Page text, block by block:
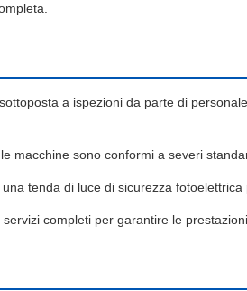
a ispezioni da parte di
macchine sono conformi a severi
tenda di luce di sicurezza
completi per garantire le